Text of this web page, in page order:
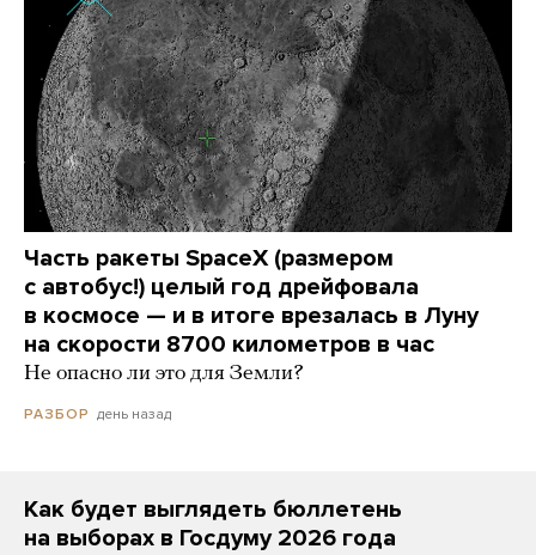
Часть ракеты SpaceX (размером
с автобус!) целый год дрейфовала
в космосе — и в итоге врезалась в Луну
на скорости 8700 километров в час
Не опасно ли это для Земли?
РАЗБОР день назад
Как будет выглядеть бюллетень
на выборах в Госдуму 2026 года